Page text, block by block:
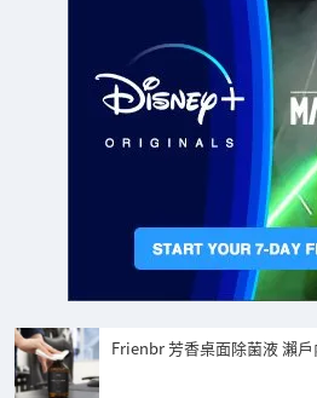
Frienbr 芳香桌面除菌液 瀨戶